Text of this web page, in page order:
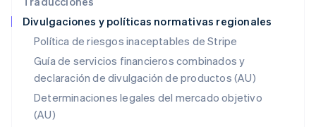
Divulgaciones y políticas normativas regionales
Política de riesgos inaceptables de Stripe
Guía de servicios financieros combinados y
declaración de divulgación de productos (AU)
Determinaciones legales del mercado objetivo
(AU)
Países Bajos
NederlandsEnglish
Polonia
Portugal
PortuguêsEnglish
RAE de Hong Kong, China
English